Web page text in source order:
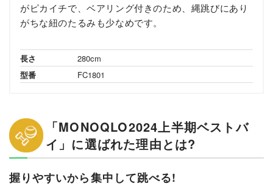
がピカイチで、ベアリング付きのため、縄跳びにあり
がちな紐のたるみも少なめです。
長さ
280cm
型番
FC1801
「MONOQLO2024上半期ベストバ
イ」に選ばれた理由とは?
握りやすいから集中して跳べる!